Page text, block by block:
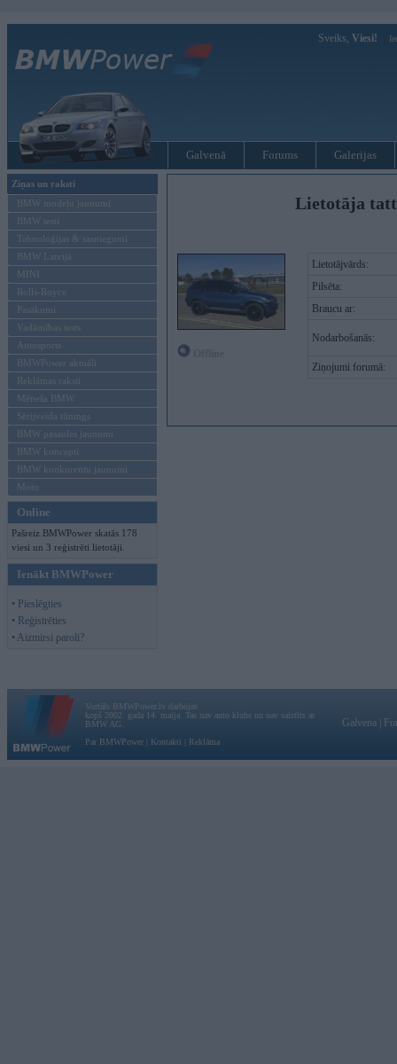
Sveiks, Viesi!
Galvenā Forums Galerijas
Ziņas un raksti
BMW modeļu jaunumi
BMW testi
Tehnoloģijas & sasniegumi
BMW Latvijā
MINI
Rolls-Royce
Pasākumi
Vadāmības tests
Autosports
BMWPower aktuāli
Reklāmas raksti
Mēneša BMW
Sērijveida tūnings
BMW pasaules jaunumi
BMW koncepti
BMW konkurentu jaunumi
Moto
Online
Pašreiz BMWPower skatās 178
viesi un 3 reģistrēti lietotāji.
Ienākt BMWPower
• Pieslēgties
• Reģistrēties
• Aizmirsi paroli?
Lietotāja
Lietotājvārds:
Pilsēta:
Braucu ar:
Nodarbošanās:
Ziņojumi forumā:
Vortāls BMWPower.lv darbojas
kopš 2002. gada 14. maija. Tas nav auto klubs un nav saistīts ar
BMW AG.
Par BMWPower
Kontakti Reklāma
Galvena